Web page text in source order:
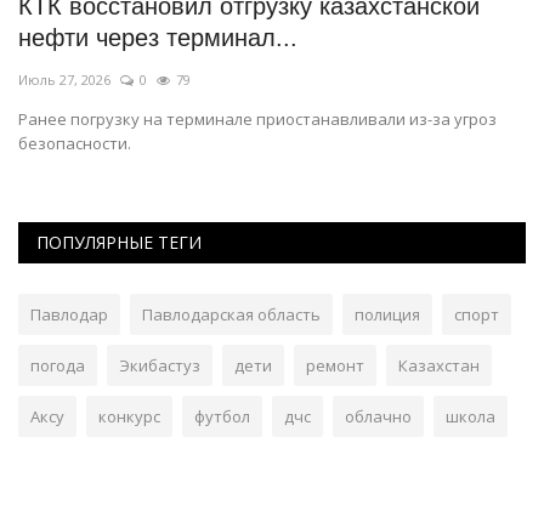
КТК восстановил отгрузку казахстанской
нефти через терминал...
Июль 27, 2026 0 79
Ранее погрузку на терминале приостанавливали из-за угроз
безопасности.
ПОПУЛЯРНЫЕ ТЕГИ
Павлодар Павлодарская область полиция спорт
погода Экибастуз дети ремонт Казахстан
Аксу конкурс футбол дчс облачно школа